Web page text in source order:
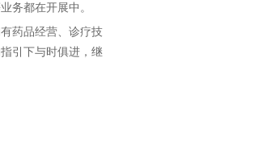
务都在开展中。
药品经营、诊疗技
引下与时俱进，继